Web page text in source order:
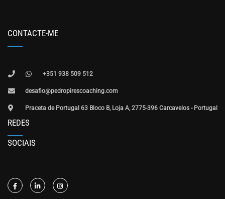
CONTACTE-ME
+351 938 509 512
desafio@pedropirescoaching.com
Praceta de Portugal 63 Bloco B, Loja A, 2775-396 Carcavelos - Portugal
REDES
SOCIAIS